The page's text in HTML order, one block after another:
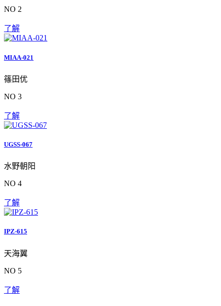
NO 2
了解
MIAA-021
篠田优
NO 3
了解
UGSS-067
水野朝阳
NO 4
了解
IPZ-615
天海翼
NO 5
了解